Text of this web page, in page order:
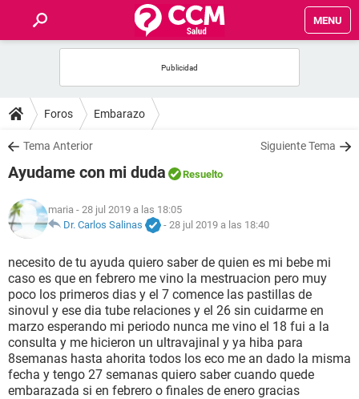
MENU
FOROS
SALUD
FAMILIA
NUTRICIÓN
BIENESTAR
SEXUALIDAD
GLOSARIO
Foros Embarazo
Tema Anterior Siguiente Tema
Ayudame con mi duda Resuelto
maria - 28 jul 2019 a las 18:05
Dr. Carlos Salinas
- 28 jul 2019 a las 18:40
necesito de tu ayuda quiero saber de quien es mi bebe mi
caso es que en febrero me vino la mestruacion pero muy
poco los primeros dias y el 7 comence las pastillas de
sinovul y ese dia tube relaciones y el 26 sin cuidarme en
marzo esperando mi periodo nunca me vino el 18 fui a la
consulta y me hicieron un ultravajinal y ya hiba para
8semanas hasta ahorita todos los eco me an dado la misma
fecha y tengo 27 semanas quiero saber cuando quede
embarazada si en febrero o finales de enero gracias